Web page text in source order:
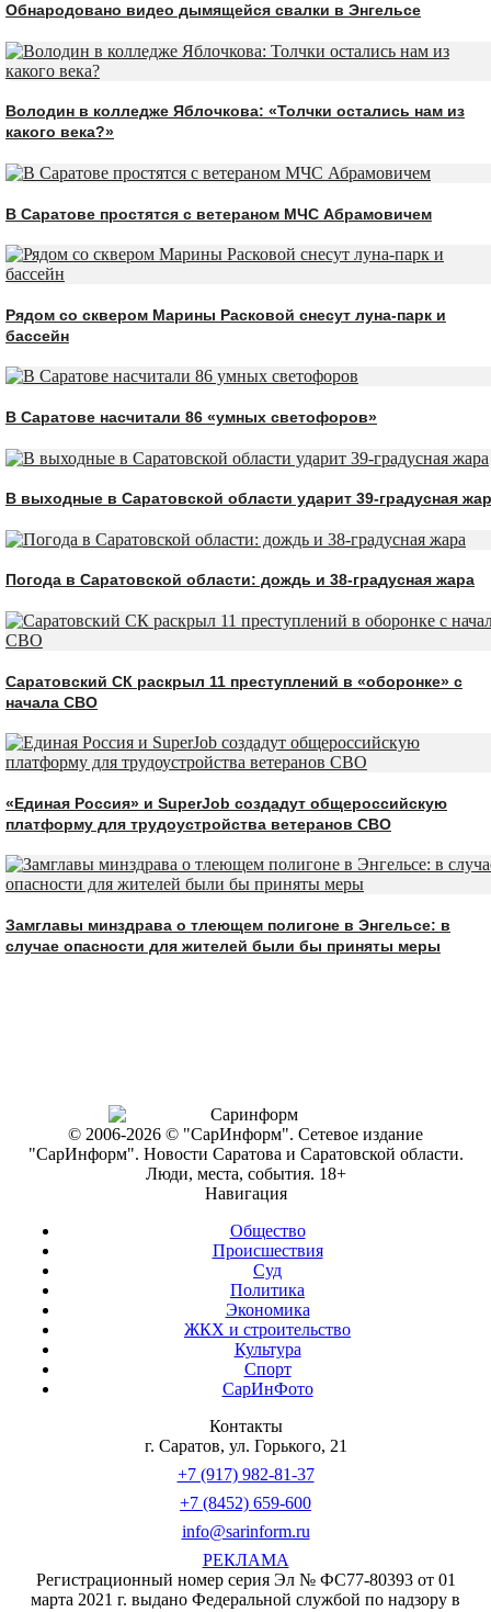
Обнародовано видео дымящейся свалки в Энгельсе
Володин в колледже Яблочкова: «Толчки остались нам из
какого века?»
В Саратове простятся с ветераном МЧС Абрамовичем
Рядом со сквером Марины Расковой снесут луна-парк и
бассейн
В Саратове насчитали 86 «умных светофоров»
В выходные в Саратовской области ударит 39-градусная
Погода в Саратовской области: дождь и 38-градусная жара
Саратовский СК раскрыл 11 преступлений в «оборонке» с
начала СВО
«Единая Россия» и SuperJob создадут общероссийскую
платформу для трудоустройства ветеранов СВО
Замглавы минздрава о тлеющем полигоне в Энгельсе: в
случае опасности для жителей были бы приняты меры
© 2006-2026 © "СарИнформ". Сетевое издание
"СарИнформ". Новости Саратова и Саратовской области.
Люди, места, события. 18+
Навигация
Общество
Происшествия
Суд
Политика
Экономика
ЖКХ и строительство
Культура
Спорт
СарИнФото
Контакты
г. Саратов, ул. Горького, 21
+7 (917) 982-81-37
+7 (8452) 659-600
info@sarinform.ru
РЕКЛАМА
Регистрационный номер серия Эл № ФС77-80393 от 01
марта 2021 г. выдано Федеральной службой по надзору в